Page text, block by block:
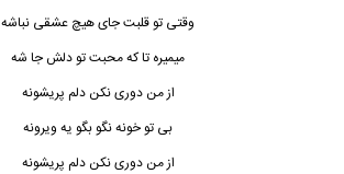
وقتی تو قلبت جای هیچ عشقی نباشه
میمیره تا که محبت تو دلش جا شه
از من دوری نکن دلم پریشونه
بی تو خونه نگو بگو یه ویرونه
از من دوری نکن دلم پریشونه